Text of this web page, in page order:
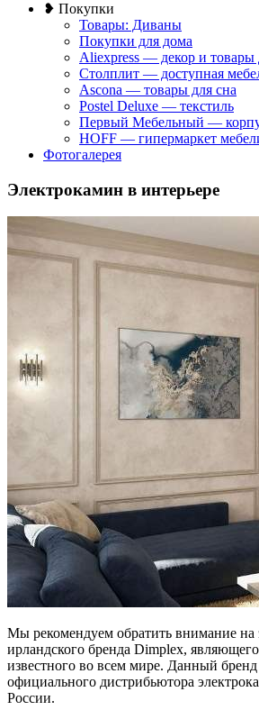
❥ Покупки
Товары: Диваны
Покупки для дома
Aliexpress — декор и товары
Столплит — доступная
Ascona — товары для сна
Postel Deluxe — текстиль
Первый Мебельный —
HOFF — гипермаркет
Фотогалерея
Электрокамин в интерьере
Мы рекомендуем обратить внимание на
ирландского бренда Dimplex,
известного во всем мире. Данный
официального дистрибьютора
России.